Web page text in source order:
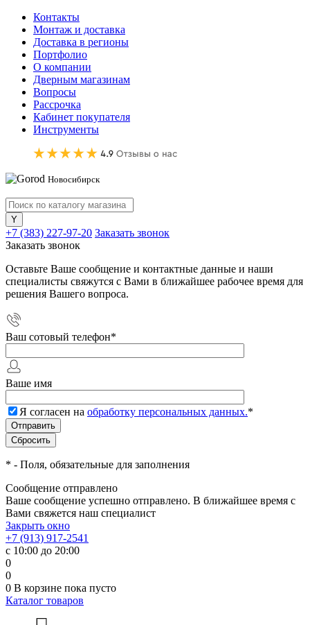
Контакты
Монтаж и доставка
Доставка в регионы
Портфолио
О компании
Дверным магазинам
Вопросы
Рассрочка
Кабинет покупателя
Инструменты
Новосибирск
+7 (383) 227-97-20 Заказать звонок
Заказать звонок
Оставьте Ваше сообщение и контактные данные и наши
специалисты свяжутся с Вами в ближайшее рабочее время для
решения Вашего вопроса.
Ваш сотовый телефон*
Ваше имя
Я согласен на обработку персональных данных.*
* - Поля, обязательные для заполнения
Сообщение отправлено
Ваше сообщение успешно отправлено. В ближайшее время с
Вами свяжется наш специалист
Закрыть окно
+7 (913) 917-2541
с 10:00 до 20:00
0
0
0 В корзине пока пусто
Каталог товаров